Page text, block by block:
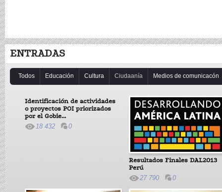
ENTRADAS
Todos Educación Cultura Ciudaanía Medios de comunicacón
Identificación de actividades
o proyectos POI priorizados
por el Gobie...
18 432
0
Resultados Finales DAL2013
Perú
27 790
0